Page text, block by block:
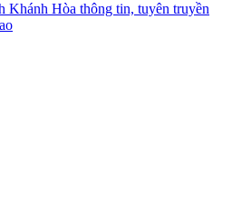
Hòa thông tin, tuyên truyền